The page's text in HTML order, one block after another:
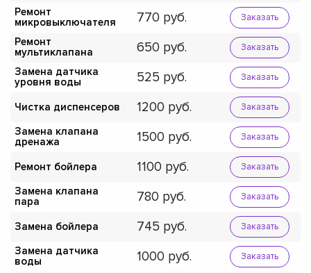
Ремонт
микровыключателя
770 Заказать
Ремонт
мультиклапана
650 Заказать
Замена датчика
уровня воды
525 Заказать
Чистка диспенсеров 1200 Заказать
Замена клапана
дренажа
1500 Заказать
Ремонт бойлера 1100 Заказать
Замена клапана
пара
780 Заказать
Замена бойлера 745 Заказать
Замена датчика
воды
1000 Заказать